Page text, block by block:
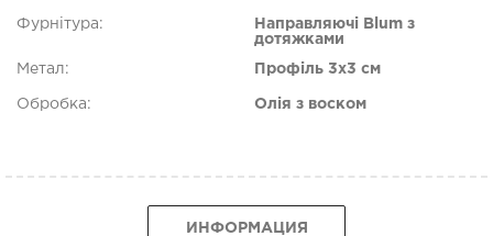
Фурнітура:
Направляючі Blum з
дотяжками
Метал: Профіль 3х3 см
Обробка: Олія з воском
ИНФОРМАЦИЯ